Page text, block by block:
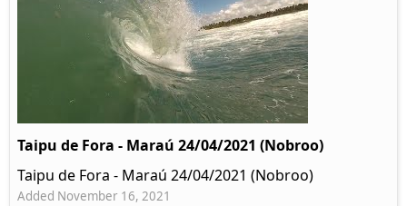
Taipu de Fora - Maraú 24/04/2021 (Nobroo)
Taipu de Fora - Maraú 24/04/2021 (Nobroo)
Added November 16, 2021